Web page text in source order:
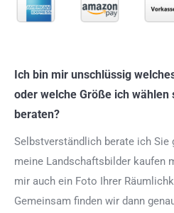
Ich bin mir unschlüssig
oder welche Größe ich wählen
beraten?
Selbstverständlich berate ich Sie
meine Landschaftsbilder kaufen
mir auch ein Foto Ihrer
Gemeinsam finden wir dann